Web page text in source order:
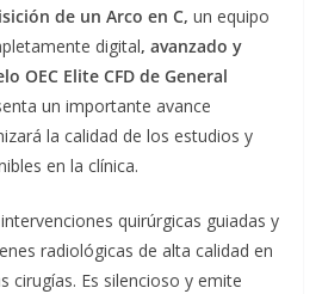
de un Arco en C, un equipo
digital, avanzado y
OEC Elite CFD de General
un importante avance
la calidad de los estudios y
en la clínica.
quirúrgicas guiadas y
radiológicas de alta calidad en
cirugías. Es silencioso y emite